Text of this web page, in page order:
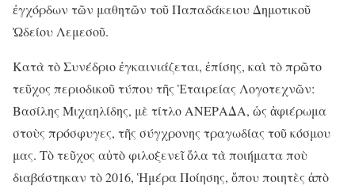
ἐγχόρδων τῶν μαθητῶν τοῦ Παπαδάκειου Δημοτικοῦ
Ὠδείου Λεμεσοῦ.
Κατὰ τὸ Συνέδριο ἐγκαινιάζεται, ἐπίσης, καὶ τὸ πρῶτο
τεῦχος περιοδικοῦ τύπου τῆς Ἑταιρείας Λογοτεχνῶν:
Βασίλης Μιχαηλίδης, μὲ τίτλο ΑΝΕΡΑΔΑ, ὡς ἀφιέρωμα
στοὺς πρόσφυγες, τῆς σύγχρονης τραγωδίας τοῦ κόσμου
μας. Τὸ τεῦχος αὐτὸ φιλοξενεῖ ὅλα τὰ ποιήματα ποὺ
διαβάστηκαν τὸ 2016, Ἡμέρα Ποίησης, ὅπου ποιητὲς ἀπὸ